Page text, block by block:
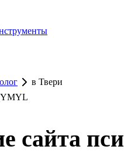
в Твери
YMYL
сайта